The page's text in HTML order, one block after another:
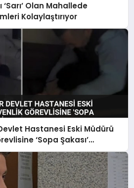
Olan Mahallede
Kolaylaştırıyor
Hastanesi Eski Müdürü
‘Sopa Şakası’